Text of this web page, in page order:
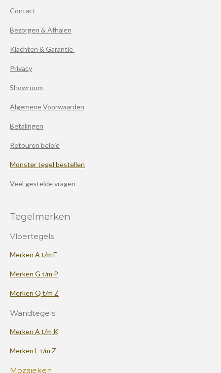
Contact
Bezorgen & Afhalen
Klachten & Garantie
Privacy
Showroom
Algemene Voorwaarden
Betalingen
Retouren beleid
Monster tegel bestellen
Veel gestelde vragen
Tegelmerken
Vloertegels
Merken A t/m F
Merken G t/m P
Merken Q t/m Z
Wandtegels
Merken A t/m K
Merken L t/m Z
Mozaieken